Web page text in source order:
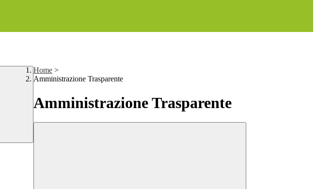
Home >
Amministrazione Trasparente
Amministrazione Trasparente